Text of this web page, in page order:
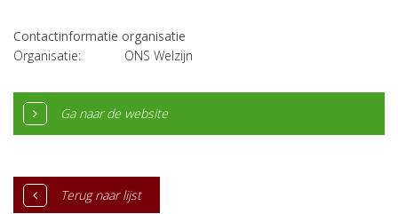
Contactinformatie organisatie
Organisatie:
ONS Welzijn
Ga naar de website
Terug naar lijst